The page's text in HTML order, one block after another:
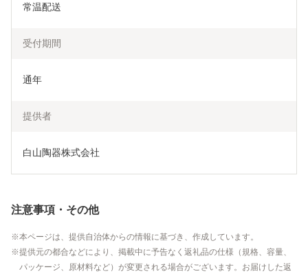
常温配送
受付期間
通年
提供者
白山陶器株式会社
注意事項・その他
本ページは、提供自治体からの情報に基づき、作成しています。
提供元の都合などにより、掲載中に予告なく返礼品の仕様（規格、容量、
パッケージ、原材料など）が変更される場合がございます。お届けした返